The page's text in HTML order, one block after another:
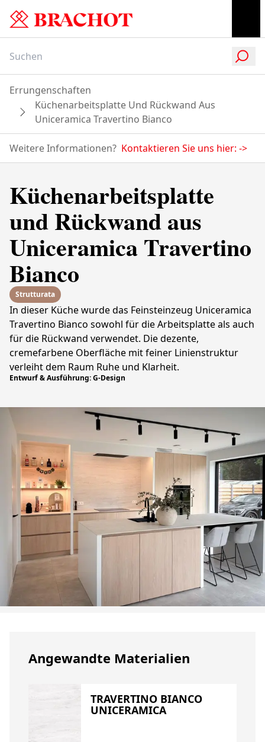
Errungenschaften
Küchenarbeitsplatte Und Rückwand Aus
Uniceramica Travertino Bianco
Weitere Informationen? Kontaktieren Sie uns hier: ->
Küchenarbeitsplatte
und Rückwand aus
Uniceramica Travertino
Bianco
Strutturata
In dieser Küche wurde das Feinsteinzeug Uniceramica
Travertino Bianco sowohl für die Arbeitsplatte als auch
für die Rückwand verwendet. Die dezente,
cremefarbene Oberfläche mit feiner Linienstruktur
verleiht dem Raum Ruhe und Klarheit.
Entwurf & Ausführung: G-Design
Angewandte Materialien
TRAVERTINO BIANCO
UNICERAMICA